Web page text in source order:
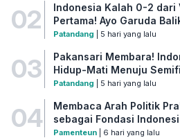
02
Indonesia Kalah 0-2 dari
Pertama! Ayo Garuda
Patandang | 5 hari yang lalu
03
Pakansari Membara!
Hidup-Mati Menuju
Patandang | 5 hari yang lalu
04
Membaca Arah Politik
sebagai Fondasi
Pamenteun| 6 hari yang lalu